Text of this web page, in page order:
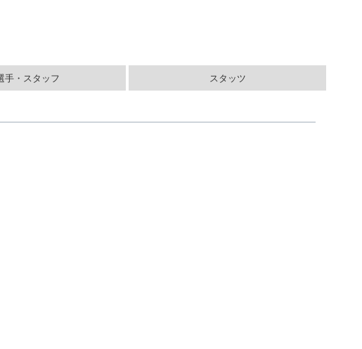
手・スタッフ スタッツ